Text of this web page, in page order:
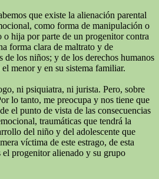
que existe la alienación parental
como forma de manipulación o
hija por parte de un progenitor contra
forma clara de maltrato y de
de los niños; y de los derechos humanos
menor y en su sistema familiar.
ni psiquiatra, ni jurista. Pero, sobre
lo tanto, me preocupa y nos tiene que
el punto de vista de las consecuencias
traumáticas que tendrá la
del niño y del adolescente que
víctima de este estrago, de esta
el progenitor alienado y su grupo